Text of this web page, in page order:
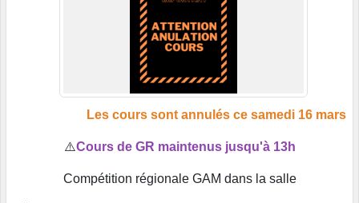
Les cours sont annulés ce samedi 16 mars
⚠️Cours de GR maintenus jusqu'à 13h
Compétition régionale GAM dans la salle